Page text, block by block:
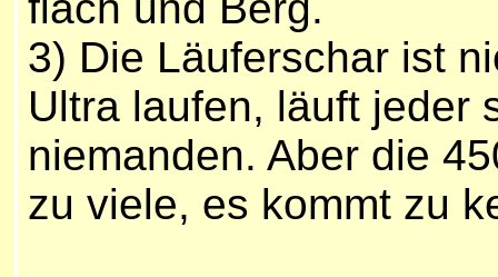
3) Die Läuferschar ist
Ultra laufen, läuft jeder
niemanden. Aber die
zu viele, es kommt zu